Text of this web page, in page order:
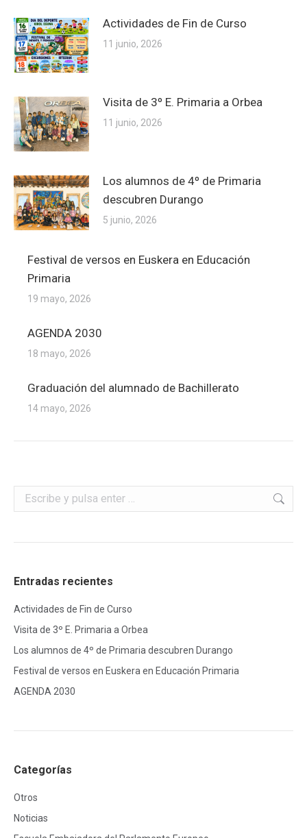
Actividades de Fin de Curso
11 junio, 2026
Visita de 3º E. Primaria a Orbea
11 junio, 2026
Los alumnos de 4º de Primaria
descubren Durango
5 junio, 2026
Festival de versos en Euskera en Educación
Primaria
19 mayo, 2026
AGENDA 2030
18 mayo, 2026
Graduación del alumnado de Bachillerato
14 mayo, 2026
Buscar:
Entradas recientes
Actividades de Fin de Curso
Visita de 3º E. Primaria a Orbea
Los alumnos de 4º de Primaria descubren Durango
Festival de versos en Euskera en Educación Primaria
AGENDA 2030
Categorías
Otros
Noticias